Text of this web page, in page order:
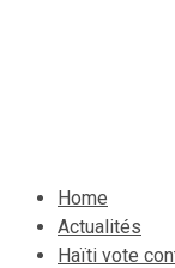
Home
Actualités
Haïti vote